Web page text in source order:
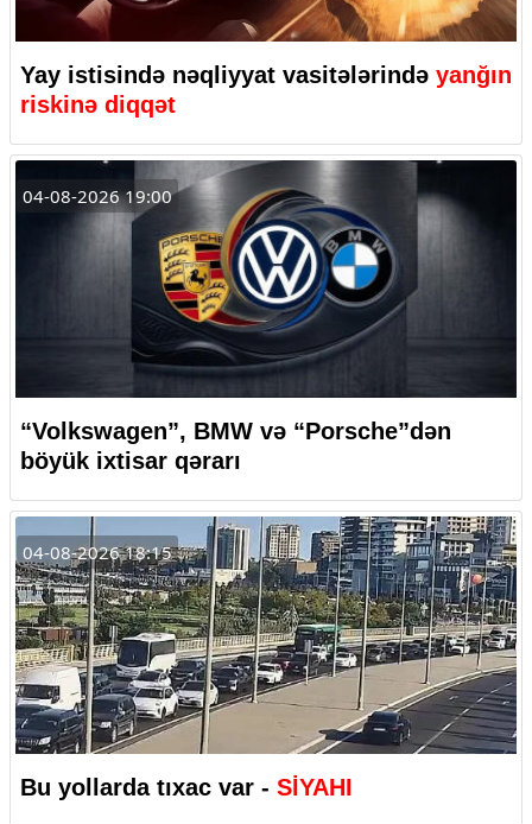
Yay istisində nəqliyyat vasitələrində yanğın
riskinə diqqət
04-08-2026 19:00
“Volkswagen”, BMW və “Porsche”dən
böyük ixtisar qərarı
04-08-2026 18:15
Bu yollarda tıxac var - SİYAHI